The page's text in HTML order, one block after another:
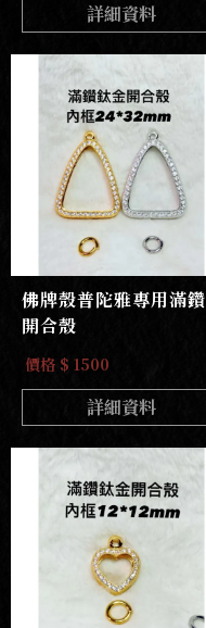
詳細資料
佛牌殼普陀雅專用滿鑽
開合殼
價格 $ 1500
詳細資料